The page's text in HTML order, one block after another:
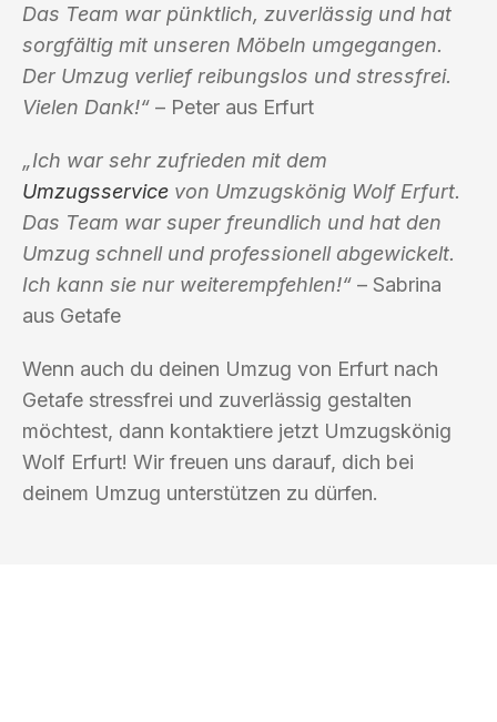
Das Team war pünktlich, zuverlässig und hat
sorgfältig mit unseren Möbeln umgegangen.
Der Umzug verlief reibungslos und stressfrei.
Vielen Dank!“ – Peter aus Erfurt
„Ich war sehr zufrieden mit dem
Umzugsservice von Umzugskönig Wolf Erfurt.
Das Team war super freundlich und hat den
Umzug schnell und professionell abgewickelt.
Ich kann sie nur weiterempfehlen!“ – Sabrina
aus Getafe
Wenn auch du deinen Umzug von Erfurt nach
Getafe stressfrei und zuverlässig gestalten
möchtest, dann kontaktiere jetzt Umzugskönig
Wolf Erfurt! Wir freuen uns darauf, dich bei
deinem Umzug unterstützen zu dürfen.